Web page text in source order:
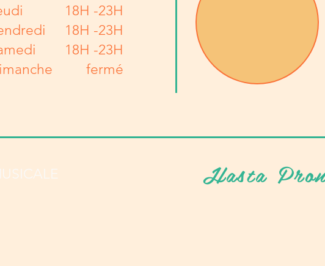
18H -23H
18H -23H
18H -23H
fermé
Hasta